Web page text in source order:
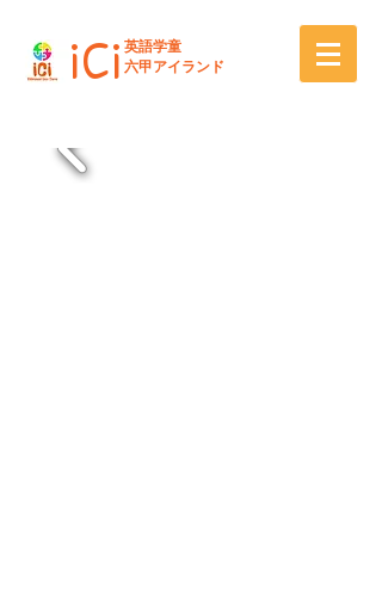
iCi 英語学童
六甲アイランド